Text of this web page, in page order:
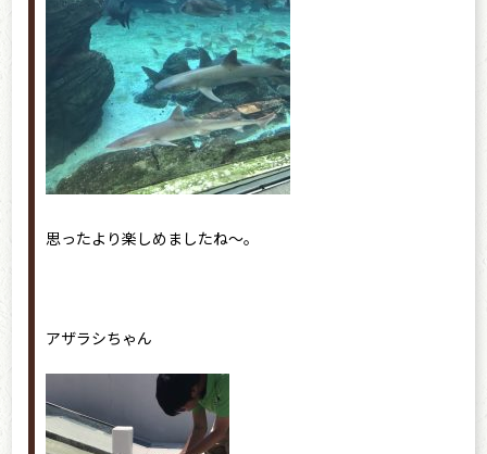
思ったより楽しめましたね〜。
アザラシちゃん